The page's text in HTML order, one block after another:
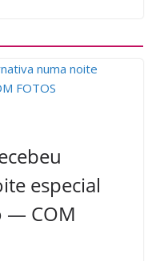
especial
— COM